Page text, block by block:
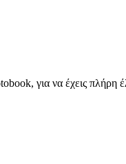
για να έχεις πλήρη